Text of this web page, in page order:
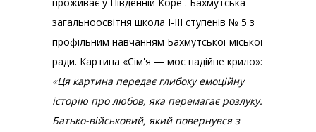
загальноосвітня школа І-ІІІ ступенів № 5 з
профільним навчанням Бахмутської міської
ради. Картина «Сім'я — моє надійне крило»:
«Ця картина передає глибоку емоційну
історію про любов, яка перемагає розлуку.
Батько-військовий, який повернувся з